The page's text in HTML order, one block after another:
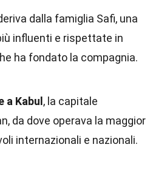
dalla famiglia Safi, una
influenti e rispettate in
ha fondato la compagnia.
a Kabul , la capitale
da dove operava la maggior
internazionali e nazionali.